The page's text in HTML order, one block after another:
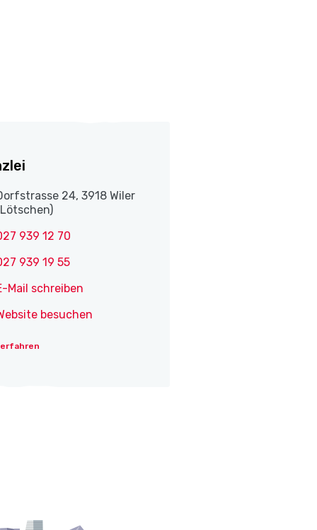
24, 3918 Wiler
939 12 70
939 19 55
Mail schreiben
besuchen
erfahren